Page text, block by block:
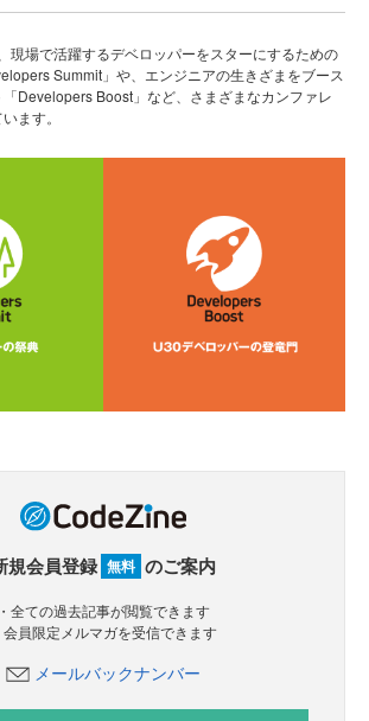
現場で活躍するデベロッパーをスターにするための
Summit」や、エンジニアの生きざまをブース
「Developers Boost」など、さまざまなカンファレ
ます。
規会員登録 無料 のご案内
・全ての過去記事が閲覧できます
会員限定メルマガを受信できます
メールバックナンバー